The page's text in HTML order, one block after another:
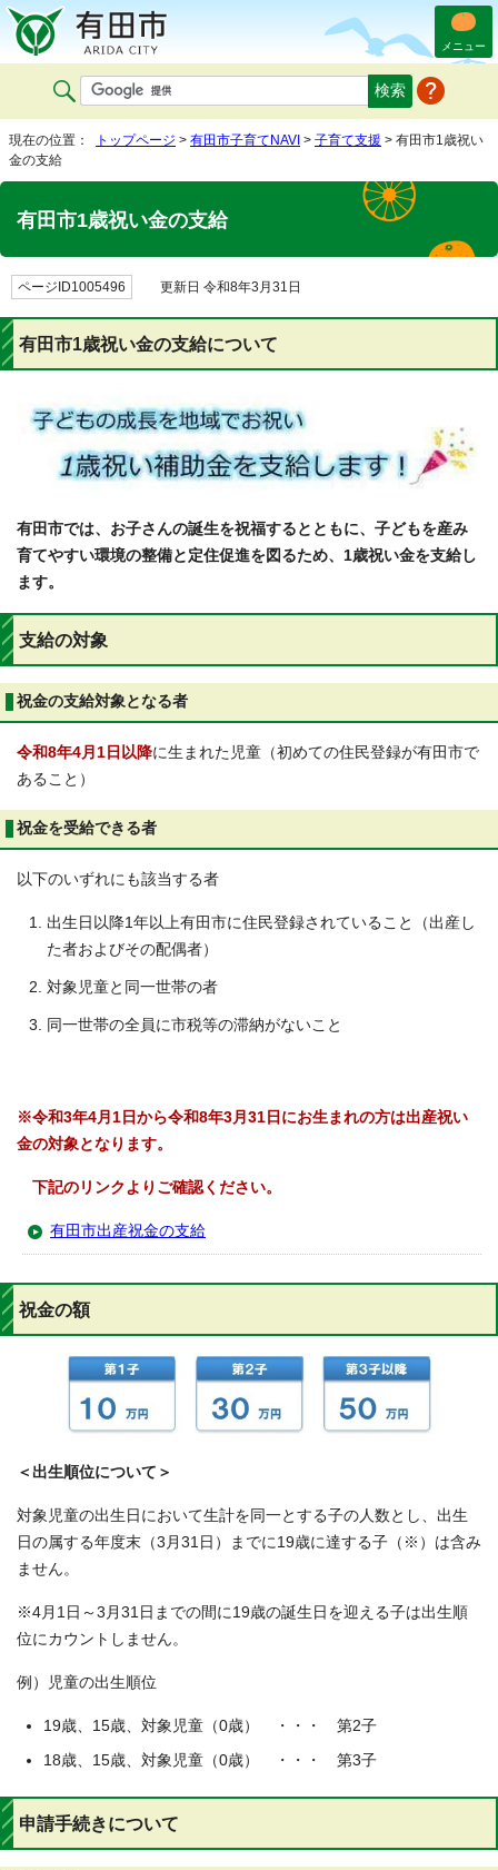
メニュー
現在の位置： トップページ > 有田市子育てNAVI > 子育て支援 > 有田市1歳祝い
金の支給
有田市1歳祝い金の支給
ページID1005496 更新日 令和8年3月31日
有田市1歳祝い金の支給について
有田市では、お子さんの誕生を祝福するとともに、子どもを産み
育てやすい環境の整備と定住促進を図るため、1歳祝い金を支給し
ます。
支給の対象
祝金の支給対象となる者
令和8年4月1日以降に生まれた児童（初めての住民登録が有田市で
あること）
祝金を受給できる者
以下のいずれにも該当する者
出生日以降1年以上有田市に住民登録されていること（出産し
た者およびその配偶者）
対象児童と同一世帯の者
同一世帯の全員に市税等の滞納がないこと
※令和3年4月1日から令和8年3月31日にお生まれの方は出産祝い
金の対象となります。
下記のリンクよりご確認ください。
有田市出産祝金の支給
祝金の額
＜出生順位について＞
対象児童の出生日において生計を同一とする子の人数とし、出生
日の属する年度末（3月31日）までに19歳に達する子（※）は含み
ません。
※4月1日～3月31日までの間に19歳の誕生日を迎える子は出生順
位にカウントしません。
例）児童の出生順位
19歳、15歳、対象児童（0歳） ・・・ 第2子
18歳、15歳、対象児童（0歳） ・・・ 第3子
申請手続きについて